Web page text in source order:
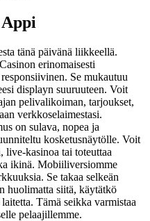
tänä päivänä liikkeellä.
erinomaisesti
Se mukautuu
displayn suuruuteen. Voit
pelivalikoiman, tarjoukset,
verkkoselaimestasi.
on sulava, nopea ja
kosketusnäytölle. Voit
live-kasinoa tai toteuttaa
ikinä. Mobiiliversiomme
Se takaa selkeän
huolimatta siitä, käytätkö
Tämä seikka varmistaa
pelaajillemme.